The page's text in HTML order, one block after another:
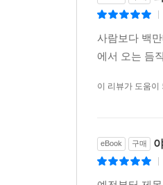
사람보다 백
에서 오는 듬
이 리뷰가 도움이
eBook 구매